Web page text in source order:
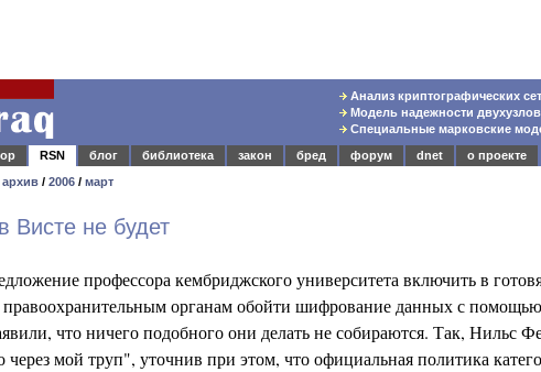
Анализ криптографических
Модель надежности
Специальные марковские
RSN блог библиотека закон бред форум dnet
о проекте
архив / 2006 / март
Висте не будет
профессора кембриджского университета включить в
органам обойти шифрование данных с
что ничего подобного они делать не собираются. Так, Нильс
через мой труп", уточнив при этом, что официальная политика